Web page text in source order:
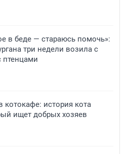
в беде — стараюсь помочь»:
три недели возила с
птенцами
котокафе: история кота
ищет добрых хозяев